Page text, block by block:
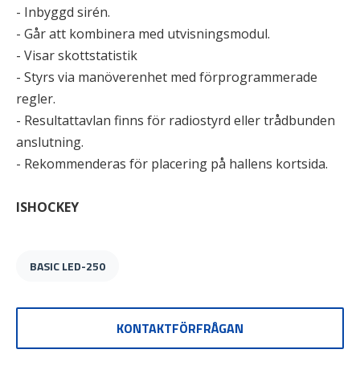
- Inbyggd sirén.
- Går att kombinera med utvisningsmodul.
- Visar skottstatistik
- Styrs via manöverenhet med förprogrammerade
regler.
- Resultattavlan finns för radiostyrd eller trådbunden
anslutning.
- Rekommenderas för placering på hallens kortsida.
ISHOCKEY
BASIC LED-250
KONTAKTFÖRFRÅGAN